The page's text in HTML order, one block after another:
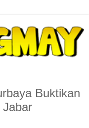
Buktikan